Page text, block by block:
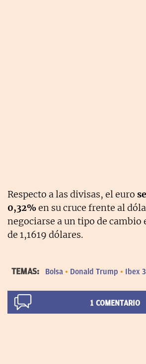
Respecto a las divisas, el euro
0,32%en su cruce frente al
negociarse a un tipo de cambio
de 1,1619 dólares.
TEMAS: Bolsa Donald Trump Ibex
1 COMENTARIO